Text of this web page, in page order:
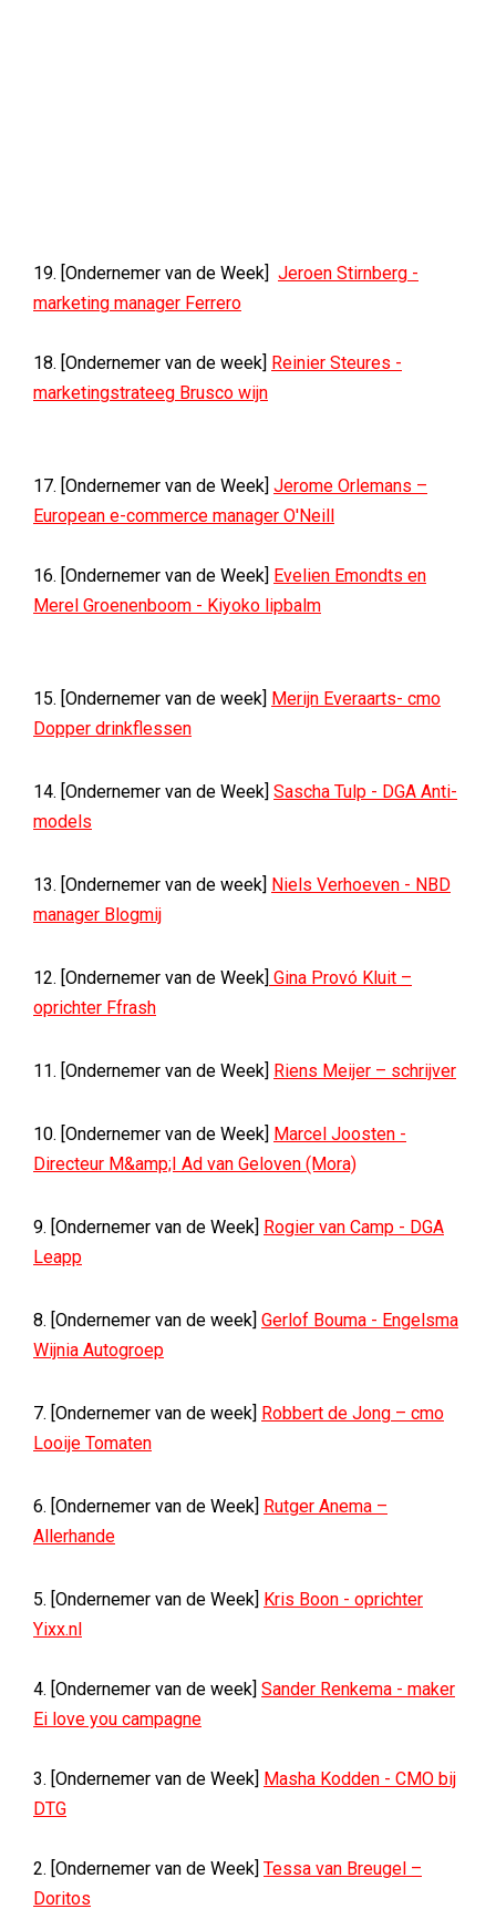
19. [Ondernemer van de Week] Jeroen Stirnberg -
marketing manager Ferrero
18. [Ondernemer van de week] Reinier Steures -
marketingstrateeg Brusco wijn
17. [Ondernemer van de Week] Jerome Orlemans –
European e-commerce manager O'Neill
16. [Ondernemer van de Week] Evelien Emondts en
Merel Groenenboom - Kiyoko lipbalm
15. [Ondernemer van de week] Merijn Everaarts- cmo
Dopper drinkflessen
14. [Ondernemer van de Week] Sascha Tulp - DGA Anti-
models
13. [Ondernemer van de week] Niels Verhoeven - NBD
manager Blogmij
12. [Ondernemer van de Week] Gina Provó Kluit –
oprichter Ffrash
11. [Ondernemer van de Week] Riens Meijer – schrijver
10. [Ondernemer van de Week] Marcel Joosten -
Directeur M&amp;I Ad van Geloven (Mora)
9. [Ondernemer van de Week] Rogier van Camp - DGA
Leapp
8. [Ondernemer van de week] Gerlof Bouma - Engelsma
Wijnia Autogroep
7. [Ondernemer van de week] Robbert de Jong – cmo
Looije Tomaten
6. [Ondernemer van de Week] Rutger Anema –
Allerhande
5. [Ondernemer van de Week] Kris Boon - oprichter
Yixx.nl
4. [Ondernemer van de week] Sander Renkema - maker
Ei love you campagne
3. [Ondernemer van de Week] Masha Kodden - CMO bij
DTG
2. [Ondernemer van de Week] Tessa van Breugel –
Doritos